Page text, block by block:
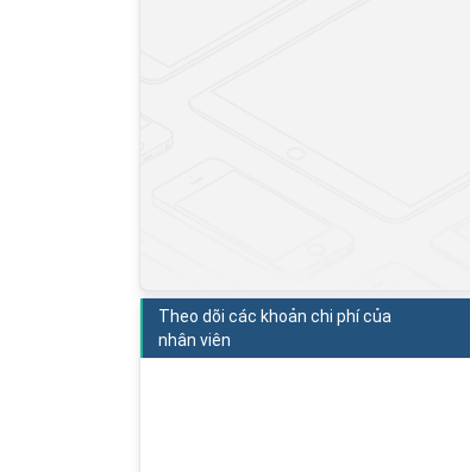
Theo dõi các khoản chi phí của
nhân viên